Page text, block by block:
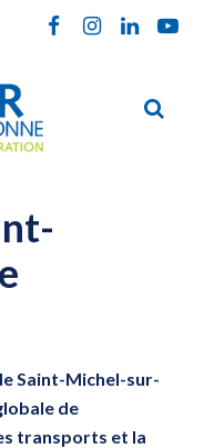
Lien Lien
compte
Lien
compte
Lien
à
Saint-Michel-sur-
de
transports et la